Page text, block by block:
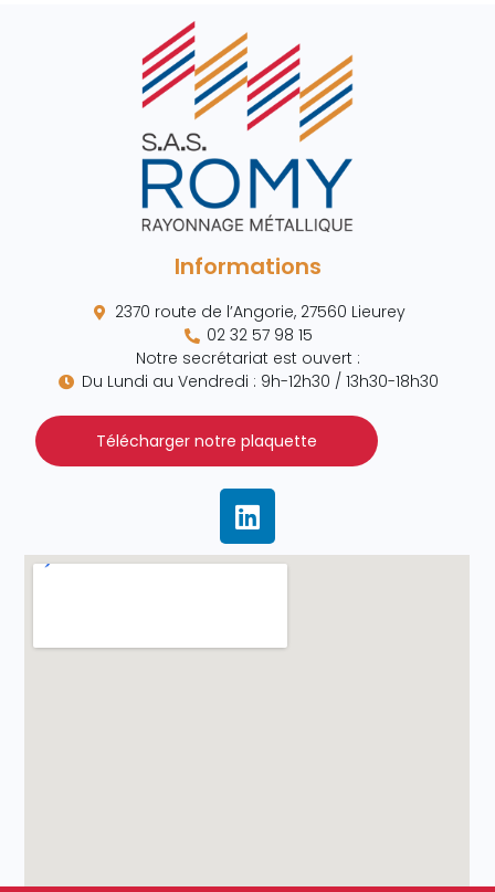
Informations
2370 route de l’Angorie, 27560 Lieurey
02 32 57 98 15
Notre secrétariat est ouvert :
Du Lundi au Vendredi : 9h-12h30 / 13h30-18h30
Télécharger notre plaquette